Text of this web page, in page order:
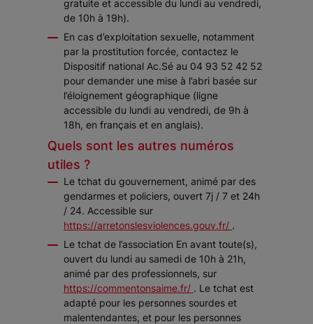
gratuite et accessible du lundi au vendredi,
de 10h à 19h).
En cas d’exploitation sexuelle, notamment
par la prostitution forcée, contactez le
Dispositif national Ac.Sé au 04 93 52 42 52
pour demander une mise à l’abri basée sur
l’éloignement géographique (ligne
accessible du lundi au vendredi, de 9h à
18h, en français et en anglais).
Quels sont les autres numéros
utiles ?
Le tchat du gouvernement, animé par des
gendarmes et policiers, ouvert 7j / 7 et 24h
/ 24. Accessible sur
https://arretonslesviolences.gouv.fr/ .
Le tchat de l’association En avant toute(s),
ouvert du lundi au samedi de 10h à 21h,
animé par des professionnels, sur
https://commentonsaime.fr/ . Le tchat est
adapté pour les personnes sourdes et
malentendantes, et pour les personnes